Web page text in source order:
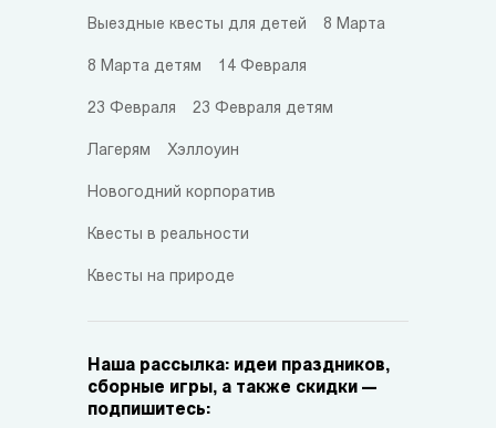
Выездные квесты для детей 8 Марта
8 Марта детям 14 Февраля
23 Февраля 23 Февраля детям
Лагерям Хэллоуин
Новогодний корпоратив
Квесты в реальности
Квесты на природе
Наша рассылка: идеи праздников,
сборные игры, а также скидки —
подпишитесь: